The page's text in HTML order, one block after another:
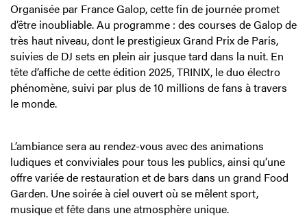
Organisée par France Galop, cette fin de journée promet
d’être inoubliable. Au programme : des courses de Galop de
très haut niveau, dont le prestigieux Grand Prix de Paris,
suivies de DJ sets en plein air jusque tard dans la nuit. En
tête d’affiche de cette édition 2025, TRINIX, le duo électro
phénomène, suivi par plus de 10 millions de fans à travers
le monde.
L’ambiance sera au rendez-vous avec des animations
ludiques et conviviales pour tous les publics, ainsi qu’une
offre variée de restauration et de bars dans un grand Food
Garden. Une soirée à ciel ouvert où se mêlent sport,
musique et fête dans une atmosphère unique.